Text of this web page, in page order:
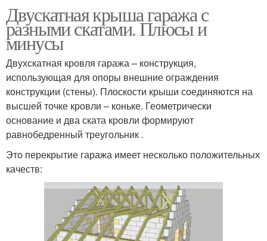
Двускатная крыша гаража с
разными скатами. Плюсы и
минусы
Двухскатная кровля гаража – конструкция,
использующая для опоры внешние ограждения
конструкции (стены). Плоскости крыши соединяются на
высшей точке кровли – коньке. Геометрически
основание и два ската кровли формируют
равнобедренный треугольник .
Это перекрытие гаража имеет несколько положительных
качеств: